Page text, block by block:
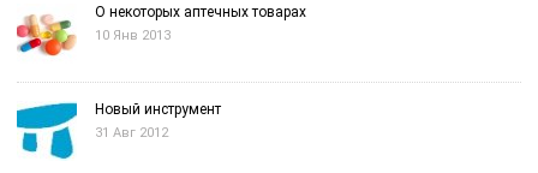
О некоторых аптечных товарах
10 Янв 2013
Новый инструмент
31 Авг 2012